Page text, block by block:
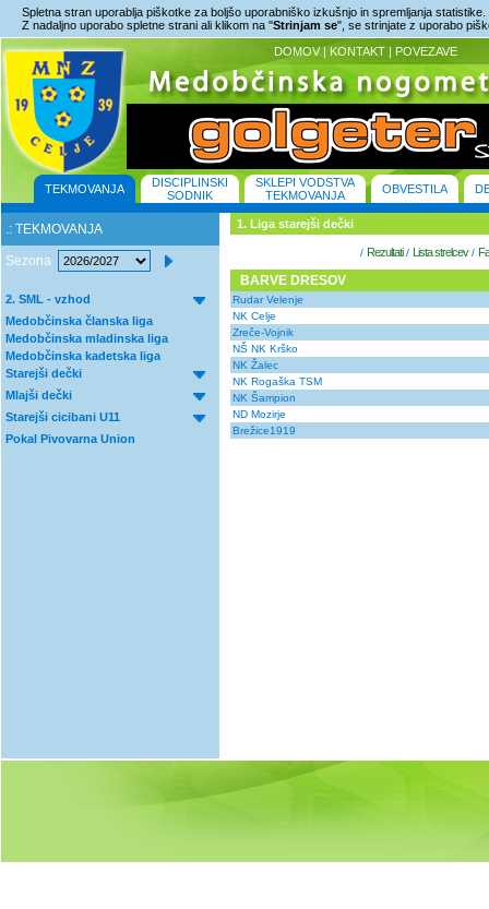
Spletna stran uporablja piškotke za boljšo uporabniško izkušnjo in spremljanja statistike.
Z nadaljno uporabo spletne strani ali klikom na "Strinjam se", se strinjate z uporabo
DOMOV | KONTAKT | POVEZAVE
TEKMOVANJA
DISCIPLINSKI
SODNIK
SKLEPI VODSTVA
TEKMOVANJA
OBVESTILA
.: TEKMOVANJA
Sezona
2. SML - vzhod
Medobčinska članska liga
Medobčinska mladinska liga
Medobčinska kadetska liga
Starejši dečki
Mlajši dečki
Starejši cicibani U11
Pokal Pivovarna Union
1. Liga starejši dečki
/ Rezultati/ Lista strelcev/
BARVE DRESOV
Rudar Velenje
NK Celje
Zreče-Vojnik
NŠ NK Krško
NK Žalec
NK Rogaška TSM
NK Šampion
ND Mozirje
Brežice1919